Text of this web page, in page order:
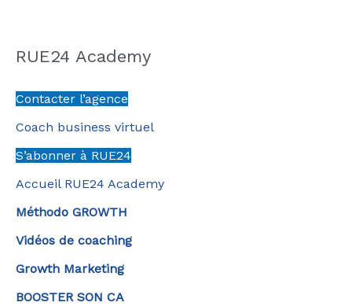
RUE24 Academy
Contacter l’agence
Coach business virtuel
S’abonner à RUE24
Accueil RUE24 Academy
Méthodo GROWTH
Vidéos de coaching
Growth Marketing
BOOSTER SON CA